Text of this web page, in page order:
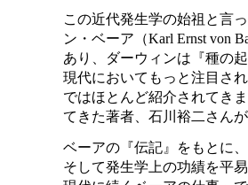
この近代発生学の始祖と言
ン・ベーア（Karl Ernst von
あり、ダーウィンは『種の
現代においてもっと注目さ
ではほとんど紹介されてき
てきた著者、石川裕二さん
ベーアの『伝記』をもとに
そして発生学上の功績を平